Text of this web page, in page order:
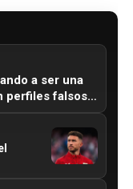
a ser una
perfiles falsos…